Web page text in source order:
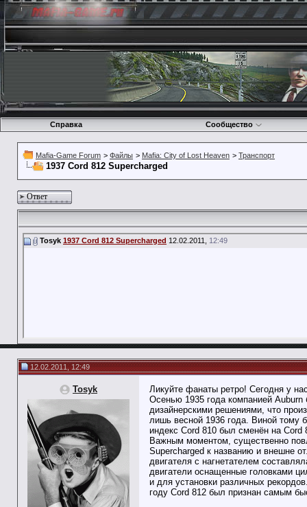
Справка Сообщество
Mafia-Game Forum > Файлы > Mafia: City of Lost Heaven > Транспорт
1937 Cord 812 Supercharged
Ответ
Tosyk 1937 Cord 812 Supercharged 12.02.2011, 12:49
12.02.2011, 12:49
Tosyk
Ликуйте фанаты ретро! Сегодня у
Осенью 1935 года компанией
дизайнерскими решениями, что
лишь весной 1936 года. Виной тому
индекс Cord 810 был сменён на Cord
Важным моментом, существенно
Supercharged к названию и внешне
двигателя с нагнетателем
двигатели оснащенные головками
и для установки различных
году Cord 812 был признан самым